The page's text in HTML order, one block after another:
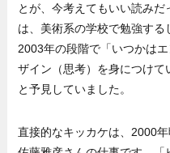
とが、今考えてもいい読み
は、美術系の学校で勉強す
2003年の段階で「いつかは
ザイン（思考）を身につけて
と予見していました。
直接的なキッカケは、2000